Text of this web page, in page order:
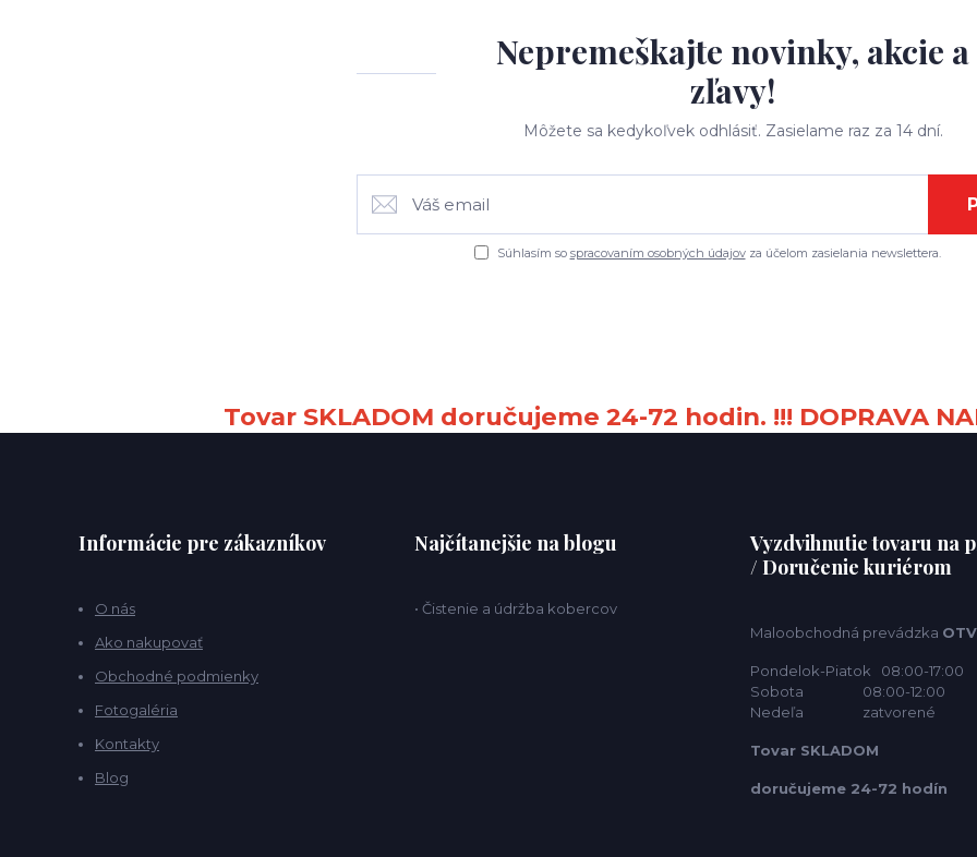
Nepremeškajte novinky, akcie a
zľavy!
Môžete sa kedykoľvek odhlásiť. Zasielame raz za 14 dní.
Súhlasím so spracovaním osobných údajovza účelom zasielania newslettera.
Tovar SKLADOM doručujeme 24-72 hodin. !!! DOPRAVA
Informácie pre zákazníkov
O nás
Ako nakupovať
Obchodné podmienky
Fotogaléria
Kontakty
Blog
Najčítanejšie na blogu
• Čistenie a údržba kobercov
Vyzdvihnutie tovaru na
/ Doručenie kuriérom
Maloobchodná prevádzka
Pondelok-Piatok 08:00-17:00
Sobota 08:00-12:00
Nedeľa zatvorené
Tovar SKLADOM
doručujeme 24-72 hodín